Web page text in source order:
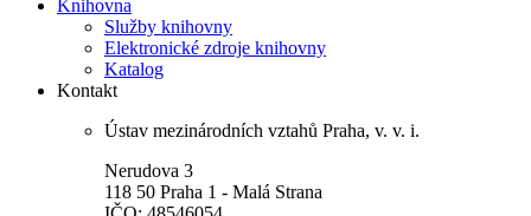
Knihovna
Služby knihovny
Elektronické zdroje knihovny
Katalog
Kontakt
Ústav mezinárodních vztahů Praha, v. v. i.
Nerudova 3
118 50 Praha 1 - Malá Strana